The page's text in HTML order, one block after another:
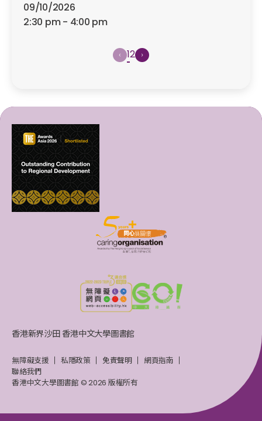
09/10/2026
2:30 pm - 4:00 pm
12
香港新界沙田 香港中文大學圖書館
無障礙支援 私隱政策 免責聲明
網頁指南
聯絡我們
香港中文大學圖書館 © 2026 版權所有